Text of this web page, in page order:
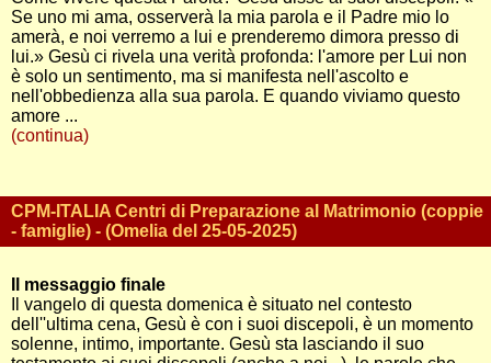
Se uno mi ama, osserverà la mia parola e il Padre mio lo
amerà, e noi verremo a lui e prenderemo dimora presso di
lui.» Gesù ci rivela una verità profonda: l'amore per Lui non
è solo un sentimento, ma si manifesta nell'ascolto e
nell'obbedienza alla sua parola. E quando viviamo questo
amore ...
(continua)
CPM-ITALIA Centri di Preparazione al Matrimonio (coppie
- famiglie) - (Omelia del 25-05-2025)
Il messaggio finale
Il vangelo di questa domenica è situato nel contesto
dell''ultima cena, Gesù è con i suoi discepoli, è un momento
solenne, intimo, importante. Gesù sta lasciando il suo